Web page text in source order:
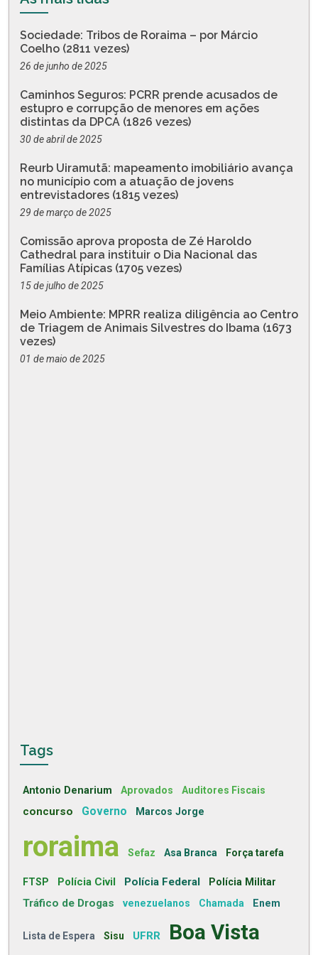
Sociedade: Tribos de Roraima – por Márcio
Coelho (2811 vezes)
26 de junho de 2025
Caminhos Seguros: PCRR prende acusados de
estupro e corrupção de menores em ações
distintas da DPCA (1826 vezes)
30 de abril de 2025
Reurb Uiramutã: mapeamento imobiliário avança
no município com a atuação de jovens
entrevistadores (1815 vezes)
29 de março de 2025
Comissão aprova proposta de Zé Haroldo
Cathedral para instituir o Dia Nacional das
Famílias Atípicas (1705 vezes)
15 de julho de 2025
Meio Ambiente: MPRR realiza diligência ao Centro
de Triagem de Animais Silvestres do Ibama (1673
vezes)
01 de maio de 2025
Tags
Antonio Denarium Aprovados Auditores Fiscais
concurso Governo Marcos Jorge
roraima Sefaz Asa Branca Força tarefa
FTSP Polícia Civil Polícia Federal Polícia Militar
Tráfico de Drogas venezuelanos Chamada Enem
Lista de Espera Sisu UFRR Boa Vista